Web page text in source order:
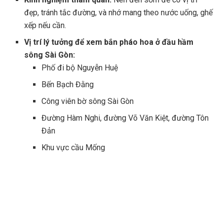
đẹp, tránh tắc đường, và nhớ mang theo nước uống, ghế
xếp nếu cần.
Vị trí lý tưởng để xem bắn pháo hoa ở đầu hầm
sông Sài Gòn:
Phố đi bộ Nguyễn Huệ
Bến Bạch Đằng
Công viên bờ sông Sài Gòn
Đường Hàm Nghi, đường Võ Văn Kiệt, đường Tôn
Đản
Khu vực cầu Mống